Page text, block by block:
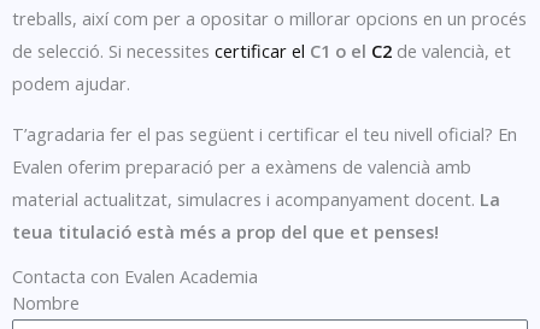
treballs, així com per a opositar o millorar opcions en un procés
de selecció. Si necessites certificar el C1 o el C2 de valencià, et
podem ajudar.
T’agradaria fer el pas següent i certificar el teu nivell oficial? En
Evalen oferim preparació per a exàmens de valencià amb
material actualitzat, simulacres i acompanyament docent. La
teua titulació està més a prop del que et penses!
Contacta con Evalen Academia
Nombre